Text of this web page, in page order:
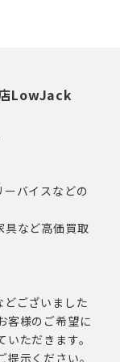
LowJack
バイスなどの
具など高価買取
どございました
客様のご希望に
ただきます。
示ください。